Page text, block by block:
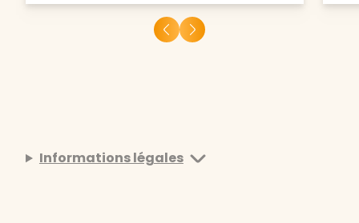
Informations légales